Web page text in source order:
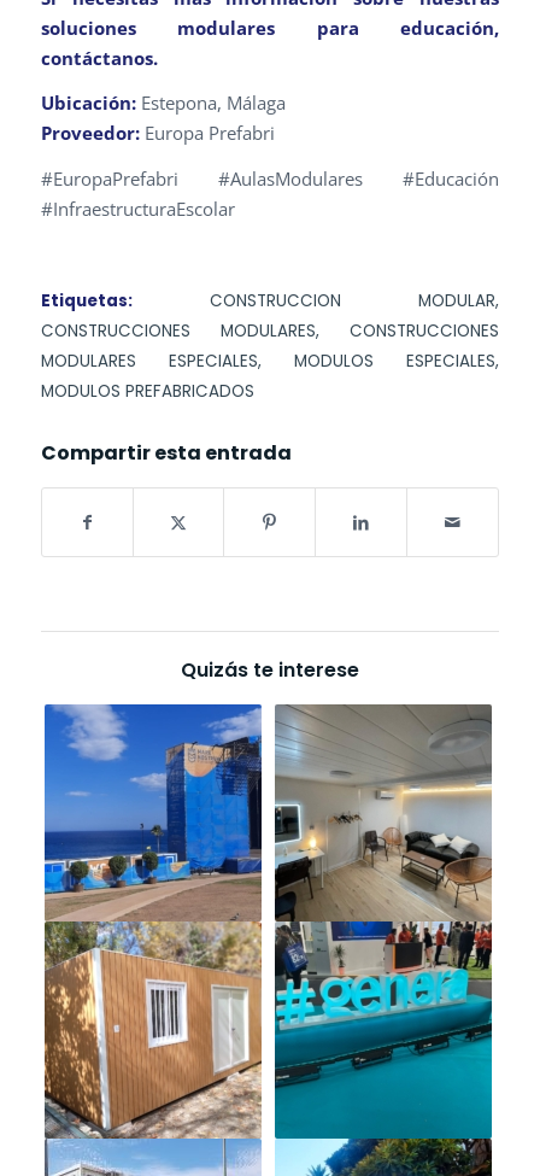
soluciones modulares para educación,
contáctanos.
Ubicación:Estepona, Málaga
Proveedor:Europa Prefabri
#EuropaPrefabri #AulasModulares #Educación
#InfraestructuraEscolar
Etiquetas: CONSTRUCCION MODULAR,
CONSTRUCCIONES MODULARES,CONSTRUCCIONES
MODULARES ESPECIALES,MODULOS ESPECIALES,
MODULOS PREFABRICADOS
Compartir esta entrada
Quizás te interese